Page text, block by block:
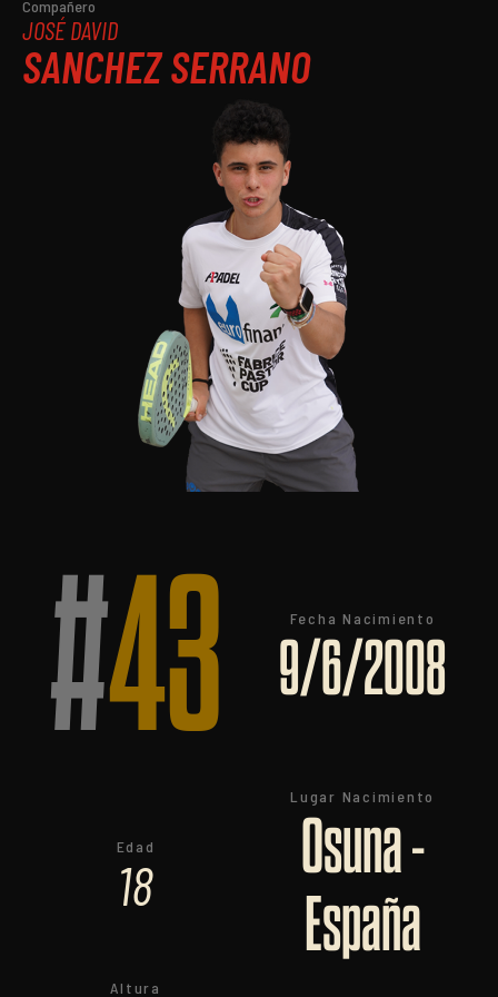
Compañero
JOSÉ DAVID
SANCHEZ SERRANO
#43 Fecha Nacimiento
9/6/2008
Edad
18
Lugar Nacimiento
Osuna -
España
Altura